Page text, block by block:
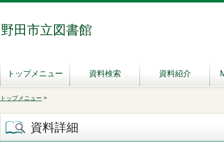
野田市立図書館
トップメニュー 資料検索 資料紹介
トップメニュー >
資料詳細